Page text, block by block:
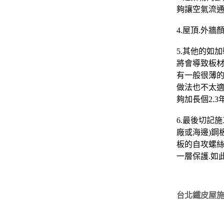
夠讓空氣流
4.屋頂.外牆
5.其他的如
將會導致板
有一般很薄
做法也不太
夠加長個2.3
6.最後切記
廠或海邊)鋼
板的自攻螺
一層保護.如
台北鐵皮屋